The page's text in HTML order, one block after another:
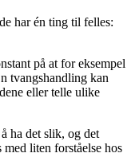
har én ting til felles:
på at for eksempel
tvangshandling kan
eller telle ulike
ha det slik, og det
liten forståelse hos